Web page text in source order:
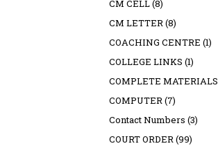
CM CELL(8)
CM LETTER(8)
COACHING CENTRE (1)
COLLEGE LINKS (1)
COMPLETE MATERIALS
COMPUTER(7)
Contact Numbers (3)
COURT ORDER(99)